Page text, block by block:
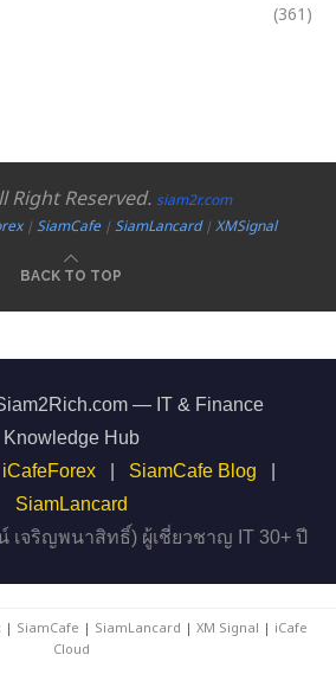
(361)
Right Reserved. siam2r.com
|SiamCafe|SiamLancard|XMSignal
BACK TO TOP
— IT & Finance
Knowledge Hub
iCafeForex SiamCafe Blog
SiamLancard
เจริญพนาสิทธิ์) ผู้เชี่ยวชาญ IT 30+ ปี
| SiamCafe | SiamLancard | XM Signal | iCafe
Cloud